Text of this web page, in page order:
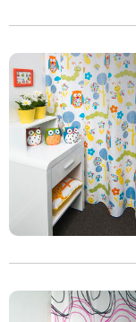
Sport
Sterren en
Transport (80)
Wereld en steden
Boerderijdieren
Bosdieren(46)
Huisdieren (20)
Vlinders(62)